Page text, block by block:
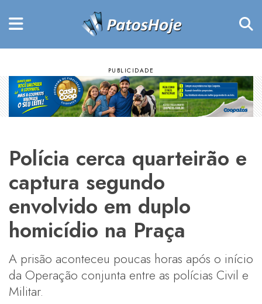
Polícia cerca quarteirão e
captura segundo
envolvido em duplo
homicídio na Praça
​A prisão aconteceu poucas horas após o início
da Operação conjunta entre as polícias Civil e
Militar.